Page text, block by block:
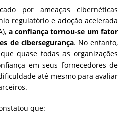
por ameaças cibernéticas
regulatório e adoção acelerada
a confiança tornou-se um fator
de cibersegurança. No entanto,
quase todas as organizações
em seus fornecedores de
até mesmo para avaliar
que: